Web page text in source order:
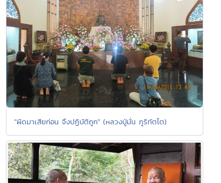
"ผิดมาเสียก่อน จึงปฏิบัติถูก" (หลวงปู่มั่น ภูริทัตโต)